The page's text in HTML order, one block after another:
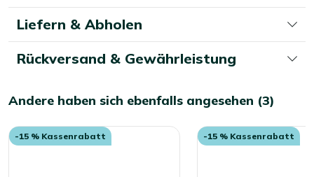
die
Seite
Liefern & Abholen
Rückversand & Gewährleistung
Andere haben sich ebenfalls angesehen (3)
-15 % Kassenrabatt -15 % Kassenrabatt